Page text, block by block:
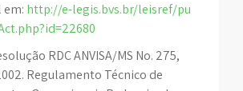
em: http://e-legis.bvs.br/leisref/pu
RDC ANVISA/MS No. 275,
Regulamento Técnico de